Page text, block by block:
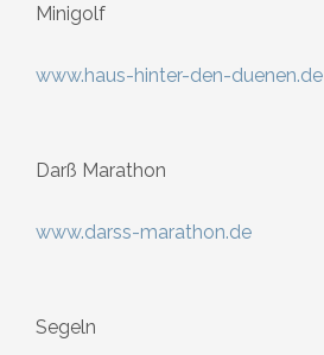
Minigolf
www.haus-hinter-den-duenen.de
Darß Marathon
www.darss-marathon.de
Segeln